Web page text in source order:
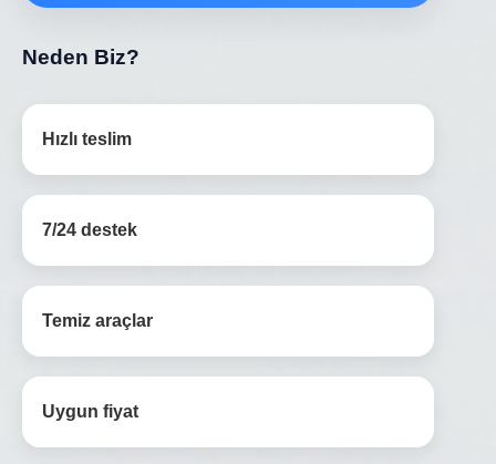
Neden Biz?
Hızlı teslim
7/24 destek
Temiz araçlar
Uygun fiyat